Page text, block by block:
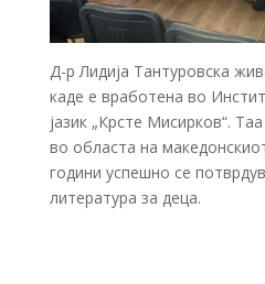
Д-р Лидија Тантуровска
каде е вработена во
јазик „Крсте Мисирков“.
во областа на
години успешно се
литература за деца.